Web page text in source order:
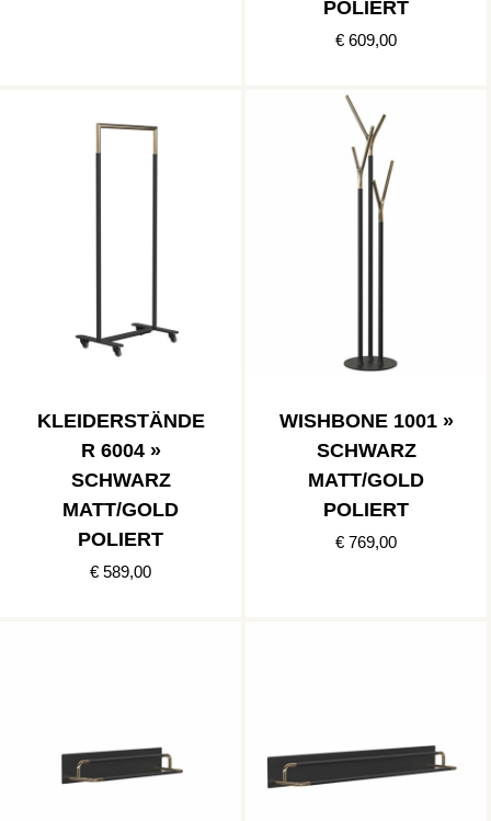
POLIERT
€ 609,00
KLEIDERSTÄNDE
R 6004 »
SCHWARZ
MATT/GOLD
POLIERT
€ 589,00
WISHBONE 1001 »
SCHWARZ
MATT/GOLD
POLIERT
€ 769,00